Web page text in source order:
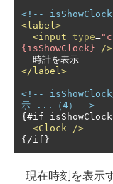
<!-- isShowClock
<label>
<input type=
{isShowClock}
/>
</label>
<!-- isShowClock
示 ...（4）-->
{#if
<Clock
/>
{/if}
現在時刻を表示